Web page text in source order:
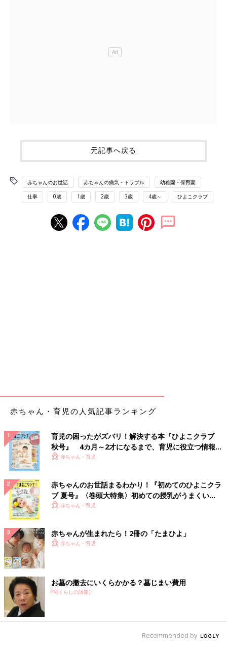
元記事へ戻る
赤ちゃんのお世話 赤ちゃんの病気・トラブル 幼稚園・保育園
仕事 0歳 1歳 2歳 3歳 4歳～ ひよこクラブ
赤ちゃん・育児の人気記事ランキング
育児の困ったがズバリ！解決する本『ひよこクラブ
秋号』 4カ月～2才になるまで、育児に役立つ情報が
いっぱい！
赤ちゃん・育児
赤ちゃんのお世話まるわかり！『初めてのひよこクラ
ブ 夏号』〈巻頭大特集〉初めての授乳がうまくい
く！ おっぱい・ミルクの基本と夏のトラブル 解決テ
赤ちゃん・育児
赤ちゃんが生まれたら！2冊の「たまひよ」
赤ちゃん・育児
お墓の撤去にいくらかかる？墓じまい費用
PR(くらしの話題)
Recommended by